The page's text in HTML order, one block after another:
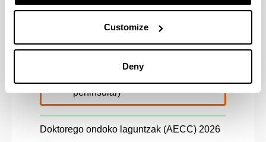
Customize
Deny
Presentation deadline closed:
25/11/2025 - 10/12/2025
El plazo para presentar las
solicitudes finaliza el 10/12/2025
peninsular)
Doktorego ondoko laguntzak (AECC) 2026